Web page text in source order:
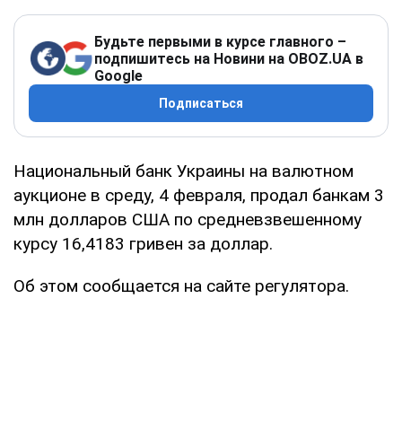
Будьте первыми в курсе главного –
подпишитесь на Новини на OBOZ.UA в
Google
Подписаться
Национальный банк Украины на валютном
аукционе в среду, 4 февраля, продал банкам 3
млн долларов США по средневзвешенному
курсу 16,4183 гривен за доллар.
Об этом сообщается на сайте регулятора.